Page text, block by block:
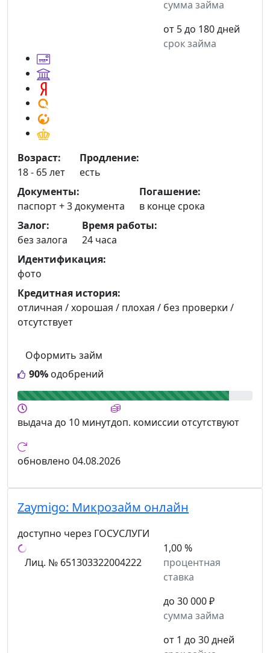
сумма займа
от 5 до 180 дней
срок займа
90% одобрений
Оформить займ
Возраст:
18 - 65 лет
Продление:
есть
Документы:
паспорт +3 документа
Погашение:
в конце срока
Залог:
без залога
Время работы:
24 часа
Идентификация:
фото
Кредитная история:
отличная / хорошая / плохая / без проверки /
отсутствует
выдача до 10 минутдоп. комиссии отсутствуют
обновлено 04.08.2026
Zaymigo: Микрозайм онлайн
доступно через ГОСУСЛУГИ
Лиц. № 651303322004222
1,00 %
процентная
ставка
до 30 000 ₽
сумма займа
от 1 до 30 дней